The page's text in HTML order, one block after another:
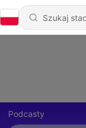
Podcasty